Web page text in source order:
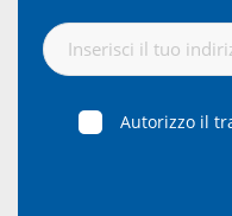
Autorizzo il